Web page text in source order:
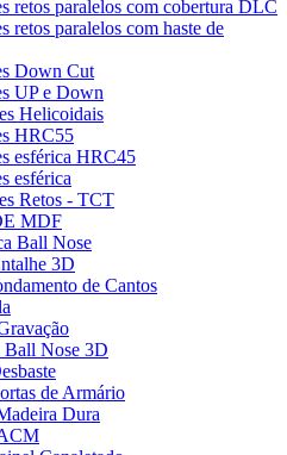
retos paralelos com cobertura DLC
retos paralelos com haste de
Down Cut
UP e Down
Helicoidais
HRC55
esférica HRC45
esférica
Retos - TCT
MDF
Ball Nose
3D
de Cantos
Ball Nose 3D
de Armário
Dura